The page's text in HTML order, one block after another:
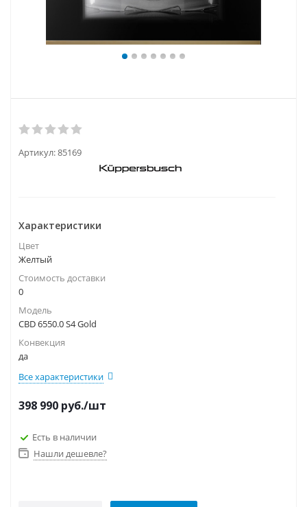
Артикул:85169
Характеристики
Цвет
Желтый
Стоимость доставки
0
Модель
CBD 6550.0 S4 Gold
Конвекция
да
Все характеристики
398 990 руб./шт
Есть в наличии
Нашли дешевле?